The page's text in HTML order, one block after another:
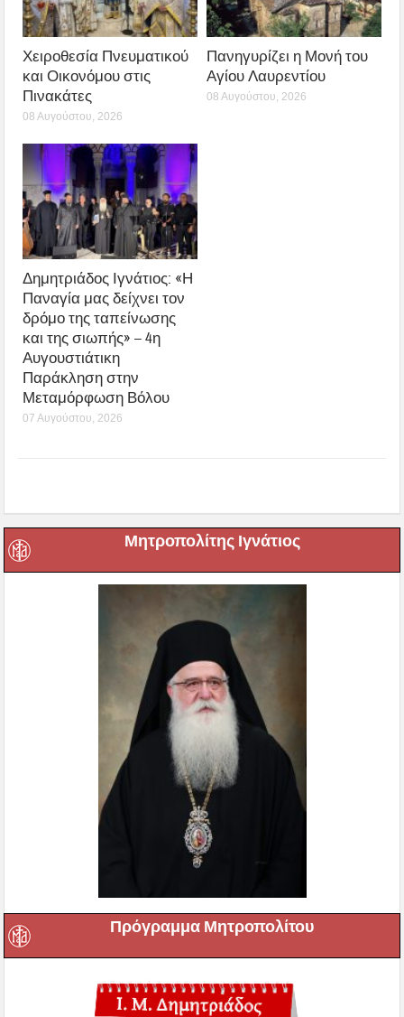
Χειροθεσία Πνευματικού
και Οικονόμου στις
Πινακάτες
08 Αυγούστου, 2026
Πανηγυρίζει η Μονή του
Αγίου Λαυρεντίου
08 Αυγούστου, 2026
Δημητριάδος Ιγνάτιος: «Η
Παναγία μας δείχνει τον
δρόμο της ταπείνωσης
και της σιωπής» – 4η
Αυγουστιάτικη
Παράκληση στην
Μεταμόρφωση Βόλου
07 Αυγούστου, 2026
Μητροπολίτης Ιγνάτιος
Πρόγραμμα Μητροπολίτου